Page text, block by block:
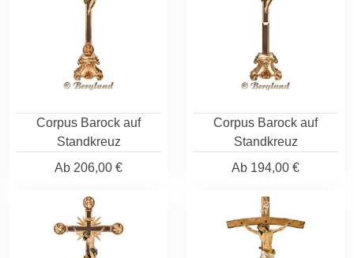
Corpus Barock auf
Standkreuz
Ab 206,00 €
Corpus Barock auf
Standkreuz
Ab 194,00 €